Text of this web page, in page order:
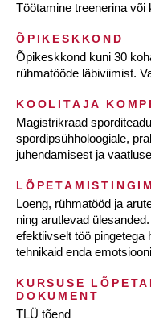
Töötamine treenerina või
ÕPIKESKKOND
Õpikeskkond kuni 30
rühmatööde läbiviimist.
KOOLITAJA
Magistrikraad
spordipsühholoogiale,
juhendamisest ja
Loeng, rühmatööd ja
ning arutlevad
efektiivselt töö pingetega
tehnikaid enda
KURSUSE
DOKUMENT
TLÜ tõend